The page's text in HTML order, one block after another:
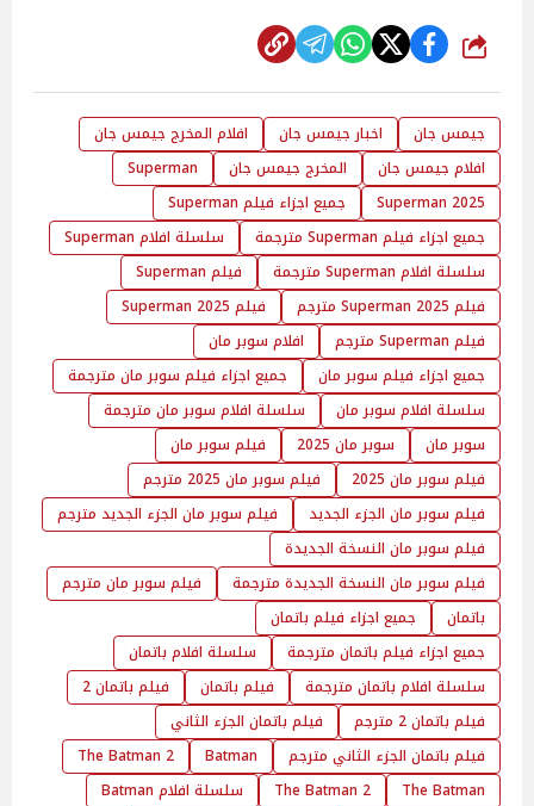
شارك
جيمس جان اخبار جيمس جان
افلام المخرج جيمس جان
افلام جيمس جان
المخرج جيمس جان
Superman
Superman 2025
جميع اجزاء فيلم Superman
جميع اجزاء فيلم Superman مترجمة
سلسلة افلام Superman
سلسلة افلام Superman مترجمة
فيلم Superman
فيلم Superman 2025 مترجم
فيلم Superman 2025
فيلم Superman مترجم
افلام سوبر مان
جميع اجزاء فيلم سوبر مان
جميع اجزاء فيلم سوبر مان مترجمة
سلسلة افلام سوبر مان
سلسلة افلام سوبر مان مترجمة
سوبر مان
سوبر مان 2025
فيلم سوبر مان
فيلم سوبر مان 2025
فيلم سوبر مان 2025 مترجم
فيلم سوبر مان الجزء الجديد
فيلم سوبر مان الجزء الجديد مترجم
فيلم سوبر مان النسخة الجديدة
فيلم سوبر مان النسخة الجديدة مترجمة
فيلم سوبر مان مترجم
باتمان
جميع اجزاء فيلم باتمان
جميع اجزاء فيلم باتمان مترجمة
سلسلة افلام باتمان
سلسلة افلام باتمان مترجمة
فيلم باتمان
فيلم باتمان 2
فيلم باتمان 2 مترجم
فيلم باتمان الجزء الثاني
فيلم باتمان الجزء الثاني مترجم
Batman
2 The Batman
The Batman
The Batman 2
سلسلة افلام Batman